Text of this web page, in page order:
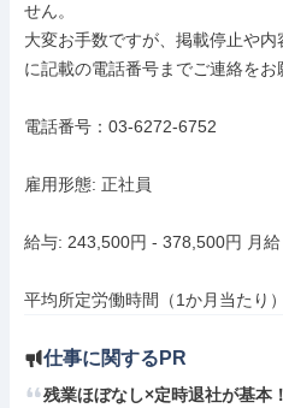
せん。
大変お手数ですが、掲載停止や
に記載の電話番号までご連絡をお
電話番号：03-6272-6752
雇用形態: 正社員
給与: 243,500円 - 378,500円 月給
平均所定労働時間（1か月当たり
仕事に関するPR
残業ほぼなし×定時退社が基本